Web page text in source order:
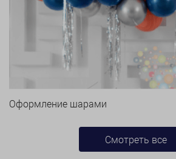
Оформление шарами
Смотреть все